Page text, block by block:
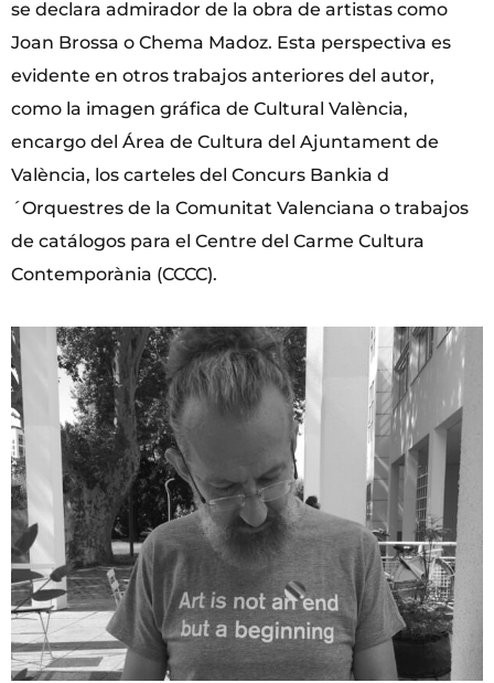
se declara admirador de la obra de artistas como
Joan Brossa o Chema Madoz. Esta perspectiva es
evidente en otros trabajos anteriores del autor,
como la imagen gráfica de Cultural València,
encargo del Área de Cultura del Ajuntament de
València, los carteles del Concurs Bankia d
´Orquestres de la Comunitat Valenciana o trabajos
de catálogos para el Centre del Carme Cultura
Contemporània (CCCC).